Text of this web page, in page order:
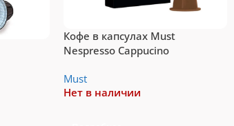
Кофе в капсулах Must
Nespresso Cappucino
Must
Нет в наличии